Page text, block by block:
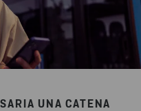
UNA CATENA